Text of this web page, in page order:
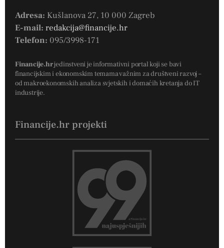
Adresa: Kušlanova 27, 10 000 Zagreb
E-mail: redakcija@financije.hr
Telefon: 095/3998-171
Financije.hrjedinstveni je informativni portal koji se bavi
financijskim i ekonomskim temama važnim za društveni razvoj –
od makroekonomskih analiza svjetskih i domaćih kretanja do IT
industrije.
Financije.hr projekti